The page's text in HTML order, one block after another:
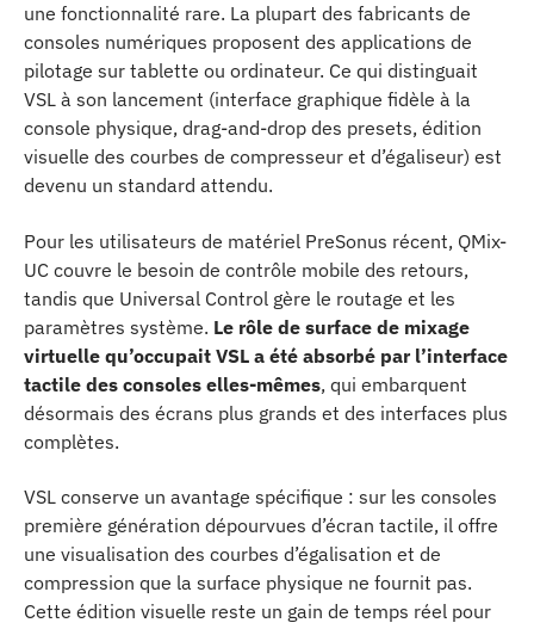
une fonctionnalité rare. La plupart des fabricants de
consoles numériques proposent des applications de
pilotage sur tablette ou ordinateur. Ce qui distinguait
VSL à son lancement (interface graphique fidèle à la
console physique, drag-and-drop des presets, édition
visuelle des courbes de compresseur et d’égaliseur) est
devenu un standard attendu.
Pour les utilisateurs de matériel PreSonus récent, QMix-
UC couvre le besoin de contrôle mobile des retours,
tandis que Universal Control gère le routage et les
paramètres système. Le rôle de surface de mixage
virtuelle qu’occupait VSL a été absorbé par l’interface
tactile des consoles elles-mêmes, qui embarquent
désormais des écrans plus grands et des interfaces plus
complètes.
VSL conserve un avantage spécifique : sur les consoles
première génération dépourvues d’écran tactile, il offre
une visualisation des courbes d’égalisation et de
compression que la surface physique ne fournit pas.
Cette édition visuelle reste un gain de temps réel pour